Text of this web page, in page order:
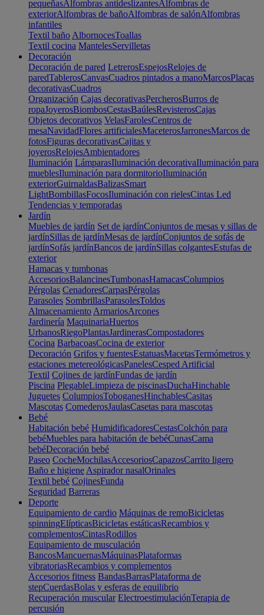
pequeñasAlfombras antideslizantesAlfombras de
exteriorAlfombras de bañoAlfombras de salónAlfombras
infantiles
Textil baño AlbornocesToallas
Textil cocina MantelesServilletas
Decoración
Decoración de pared LetrerosEspejosRelojes de
paredTablerosCanvasCuadros pintados a manoMarcosPlacas
decorativasCuadros
Organización Cajas decorativasPercherosBurros de
ropaJoyerosBiombosCestasBaúlesRevisterosCajas
Objetos decorativos VelasFarolesCentros de
mesaNavidadFlores artificialesMaceterosJarronesMarcos de
fotosFiguras decorativasCajitas y
joyerosRelojesAmbientadores
Iluminación LámparasIluminación decorativaIluminación para
mueblesIluminación para dormitorioIluminación
exteriorGuirnaldasBalizasSmart
LightBombillasFocosIluminación con rielesCintas Led
Tendencias y temporadas
Jardín
Muebles de jardín Set de jardínConjuntos de mesas y sillas de
jardínSillas de jardínMesas de jardínConjuntos de sofás de
jardínSofás jardínBancos de jardínSillas colgantesEstufas de
exterior
Hamacas y tumbonas
AccesoriosBalancinesTumbonasHamacasColumpios
Pérgolas CenadoresCarpasPérgolas
Parasoles SombrillasParasolesToldos
Almacenamiento ArmariosArcones
Jardinería MaquinariaHuertos
UrbanosRiegoPlantasJardinerasCompostadores
Cocina BarbacoasCocina de exterior
Decoración Grifos y fuentesEstatuasMacetasTermómetros y
estaciones metereológicasPanelesCesped Artificial
Textil Cojines de jardínFundas de jardín
Piscina PlegableLimpieza de piscinasDuchaHinchable
Juguetes ColumpiosToboganesHinchablesCasitas
Mascotas ComederosJaulasCasetas para mascotas
Bebé
Habitación bebé HumidificadoresCestasColchón para
bebéMuebles para habitación de bebéCunasCama
bebéDecoración bebé
Paseo CocheMochilasAccesoriosCapazosCarrito ligero
Baño e higiene Aspirador nasalOrinales
Textil bebé CojinesFunda
Seguridad Barreras
Deporte
Equipamiento de cardio Máquinas de remoBicicletas
spinningElípticasBicicletas estáticasRecambios y
complementosCintasRodillos
Equipamiento de musculación
BancosMancuernasMáquinasPlataformas
vibratoriasRecambios y complementos
Accesorios fitness BandasBarrasPlataforma de
stepCuerdasBolas y esferas de equilibrio
Recuperación muscular ElectroestimulaciónTerapia de
percusión